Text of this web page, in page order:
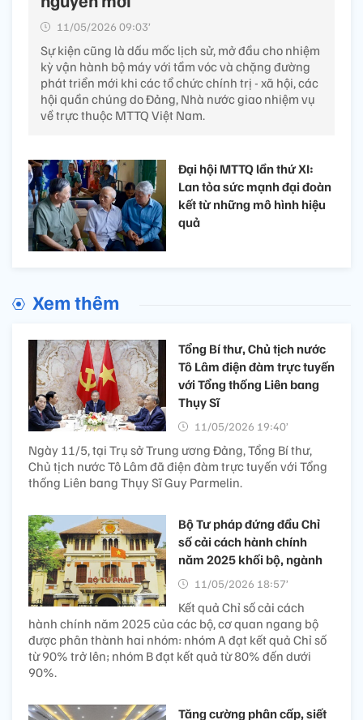
11/05/2026 09:03’
Sự kiện cũng là dấu mốc lịch sử, mở đầu cho nhiệm
kỳ vận hành bộ máy với tầm vóc và chặng đường
phát triển mới khi các tổ chức chính trị - xã hội, các
hội quần chúng do Đảng, Nhà nước giao nhiệm vụ
về trực thuộc MTTQ Việt Nam.
Đại hội MTTQ lần thứ XI:
Lan tỏa sức mạnh đại đoàn
kết từ những mô hình hiệu
quả
Xem thêm
Tổng Bí thư, Chủ tịch nước
Tô Lâm điện đàm trực tuyến
với Tổng thống Liên bang
Thụy Sĩ
11/05/2026 19:40’
Ngày 11/5, tại Trụ sở Trung ương Đảng, Tổng Bí thư,
Chủ tịch nước Tô Lâm đã điện đàm trực tuyến với Tổng
thống Liên bang Thụy Sĩ Guy Parmelin.
Bộ Tư pháp đứng đầu Chỉ
số cải cách hành chính
năm 2025 khối bộ, ngành
11/05/2026 18:57’
Kết quả Chỉ số cải cách
hành chính năm 2025 của các bộ, cơ quan ngang bộ
được phân thành hai nhóm: nhóm A đạt kết quả Chỉ số
từ 90% trở lên; nhóm B đạt kết quả từ 80% đến dưới
90%.
Tăng cường phân cấp, siết